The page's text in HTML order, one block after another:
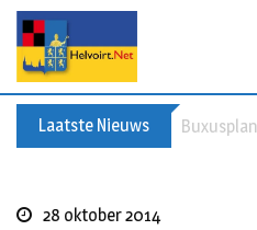
Skip
content
Laatste Nieuws
28 oktober 2014